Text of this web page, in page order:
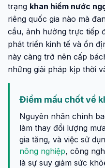
trạng khan hiếm nước
riêng quốc gia nào mà
cầu, ảnh hưởng trực tiếp
phát triển kinh tế và ổn
này càng trở nên cấp
những giải pháp kịp thời
Điểm mấu chốt về
Nguyên nhân chính
làm thay đổi lượng
gia tăng, và việc sử
nông nghiệp, công
là sự suy giảm sức